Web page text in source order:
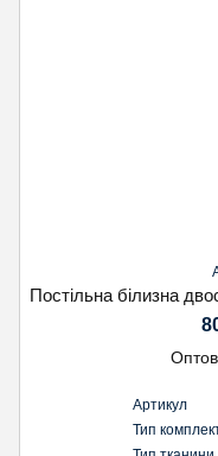
Артикул
Тип